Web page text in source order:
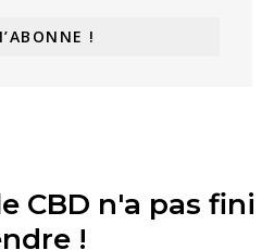
CBD n'a pas fini
!